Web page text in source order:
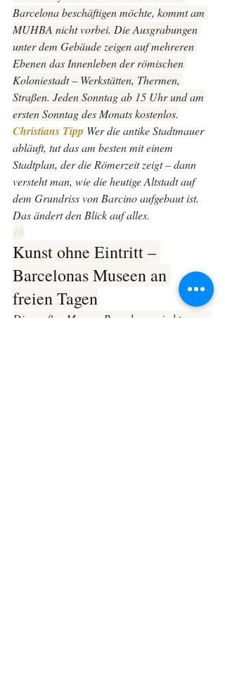
Barcelona beschäftigen möchte, kommt am
MUHBA nicht vorbei. Die Ausgrabungen
unter dem Gebäude zeigen auf mehreren
Ebenen das Innenleben der römischen
Koloniestadt – Werkstätten, Thermen,
Straßen. Jeden Sonntag ab 15 Uhr und am
ersten Sonntag des Monats kostenlos.
Christians Tipp Wer die antike Stadtmauer
abläuft, tut das am besten mit einem
Stadtplan, der die Römerzeit zeigt – dann
versteht man, wie die heutige Altstadt auf
dem Grundriss von Barcino aufgebaut ist.
Das ändert den Blick auf alles.
10
Kunst ohne Eintritt –
Barcelonas Museen an
freien Tagen
Die großen Museen Barcelonas sind teuer –